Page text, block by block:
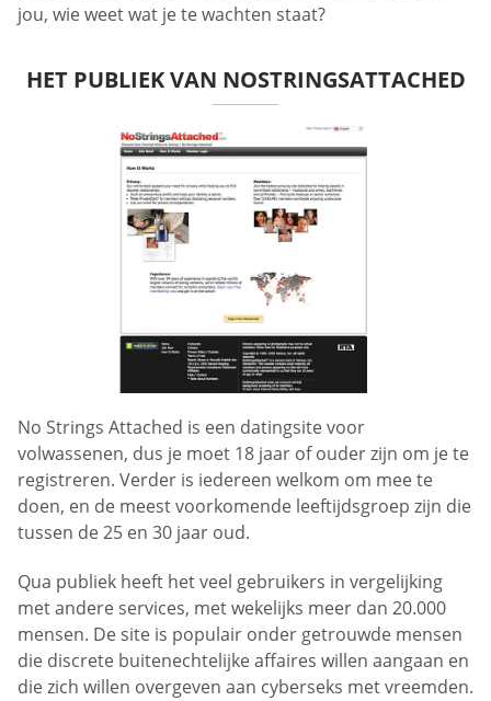
jou, wie weet wat je te wachten staat?
HET PUBLIEK VAN NOSTRINGSATTACHED
No Strings Attached is een datingsite voor
volwassenen, dus je moet 18 jaar of ouder zijn om je te
registreren. Verder is iedereen welkom om mee te
doen, en de meest voorkomende leeftijdsgroep zijn die
tussen de 25 en 30 jaar oud.
Qua publiek heeft het veel gebruikers in vergelijking
met andere services, met wekelijks meer dan 20.000
mensen. De site is populair onder getrouwde mensen
die discrete buitenechtelijke affaires willen aangaan en
die zich willen overgeven aan cyberseks met vreemden.